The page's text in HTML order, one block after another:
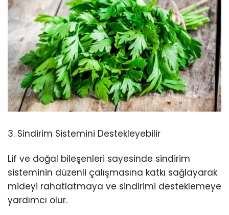
3. Sindirim Sistemini Destekleyebilir
Lif ve doğal bileşenleri sayesinde sindirim
sisteminin düzenli çalışmasına katkı sağlayarak
mideyi rahatlatmaya ve sindirimi desteklemeye
yardımcı olur.